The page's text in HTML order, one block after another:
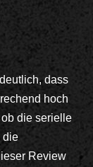
dass
hoch
die serielle
die
Review